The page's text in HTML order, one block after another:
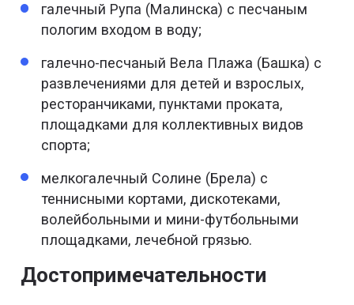
галечный Рупа (Малинска) с песчаным
пологим входом в воду;
галечно-песчаный Вела Плажа (Башка) с
развлечениями для детей и взрослых,
ресторанчиками, пунктами проката,
площадками для коллективных видов
спорта;
мелкогалечный Солине (Брела) с
теннисными кортами, дискотеками,
волейбольными и мини-футбольными
площадками, лечебной грязью.
Достопримечательности